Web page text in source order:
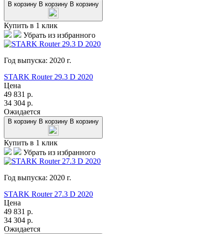
В корзину В корзину В корзину
Купить в 1 клик
Убрать из избранного
Год выпуска: 2020 г.
STARK Router 29.3 D 2020
Цена
49 831 р.
34 304 р.
Ожидается
В корзину В корзину В корзину
Купить в 1 клик
Убрать из избранного
Год выпуска: 2020 г.
STARK Router 27.3 D 2020
Цена
49 831 р.
34 304 р.
Ожидается